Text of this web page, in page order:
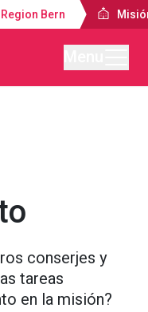
Region Bern
conserjes y
tareas
en la misión?